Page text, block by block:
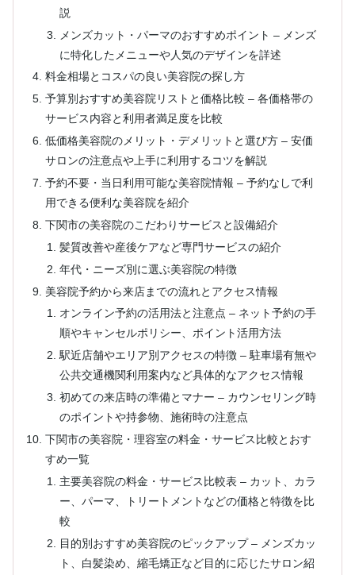
説
メンズカット・パーマのおすすめポイント – メンズ
に特化したメニューや人気のデザインを詳述
料金相場とコスパの良い美容院の探し方
予算別おすすめ美容院リストと価格比較 – 各価格帯の
サービス内容と利用者満足度を比較
低価格美容院のメリット・デメリットと選び方 – 安価
サロンの注意点や上手に利用するコツを解説
予約不要・当日利用可能な美容院情報 – 予約なしで利
用できる便利な美容院を紹介
下関市の美容院のこだわりサービスと設備紹介
髪質改善や産後ケアなど専門サービスの紹介
年代・ニーズ別に選ぶ美容院の特徴
美容院予約から来店までの流れとアクセス情報
オンライン予約の活用法と注意点 – ネット予約の手
順やキャンセルポリシー、ポイント活用方法
駅近店舗やエリア別アクセスの特徴 – 駐車場有無や
公共交通機関利用案内など具体的なアクセス情報
初めての来店時の準備とマナー – カウンセリング時
のポイントや持参物、施術時の注意点
下関市の美容院・理容室の料金・サービス比較とおす
すめ一覧
主要美容院の料金・サービス比較表 – カット、カラ
ー、パーマ、トリートメントなどの価格と特徴を比
較
目的別おすすめ美容院のピックアップ – メンズカッ
ト、白髪染め、縮毛矯正など目的に応じたサロン紹